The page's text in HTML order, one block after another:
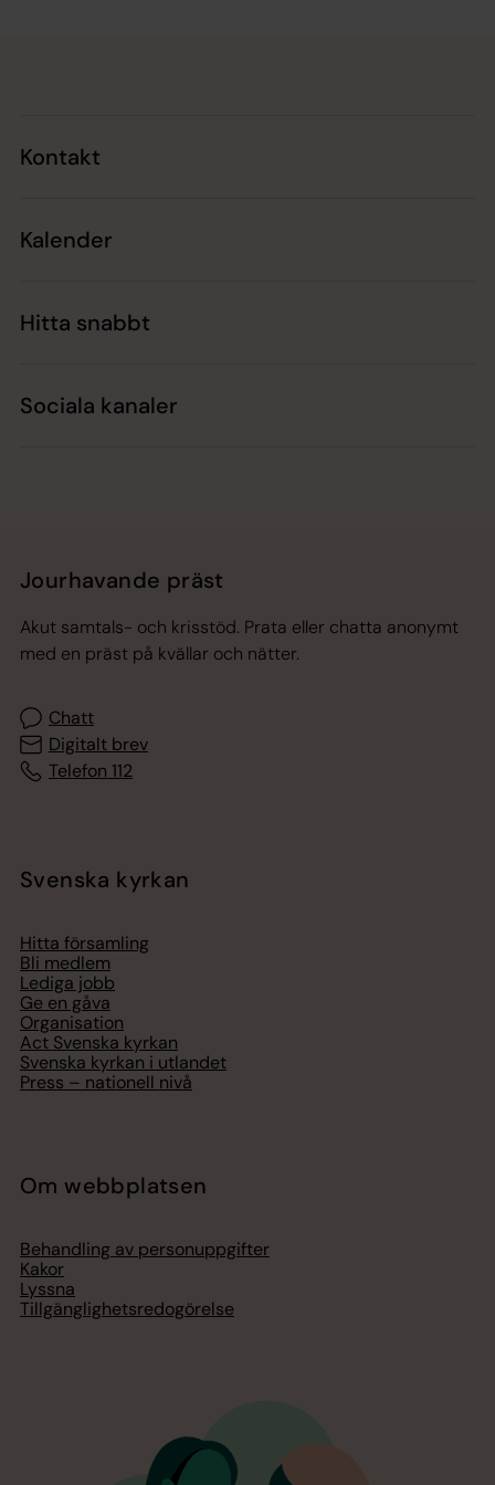
Kontakt
Kalender
Hitta snabbt
Sociala kanaler
Jourhavande präst
Akut samtals- och krisstöd. Prata eller chatta anonymt
med en präst på kvällar och nätter.
Chatt
Digitalt brev
Telefon 112
Svenska kyrkan
Hitta församling
Bli medlem
Lediga jobb
Ge en gåva
Organisation
Act Svenska kyrkan
Svenska kyrkan i utlandet
Press – nationell nivå
Om webbplatsen
Behandling av personuppgifter
Kakor
Lyssna
Tillgänglighetsredogörelse